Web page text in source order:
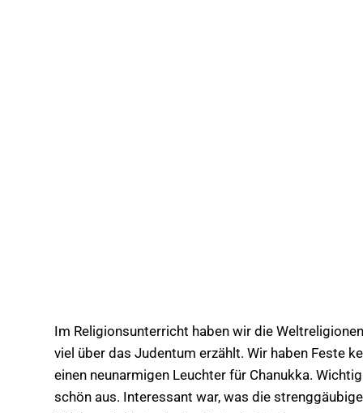
Im Religionsunterricht haben wir die
viel über das Judentum erzählt. Wir haben Feste
einen neunarmigen Leuchter für Chanukka.
schön aus. Interessant war, was die